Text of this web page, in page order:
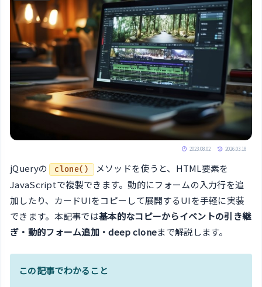
2023.08.02 2026.03.18
jQueryの clone()
メソッドを使うと、HTML要素を
JavaScriptで複製できます。動的にフォームの入力行を追
加したり、カードUIをコピーして展開するUIを手軽に実装
できます。本記事では基本的なコピーからイベントの引き継
ぎ・動的フォーム追加・deep cloneまで解説します。
この記事でわかること